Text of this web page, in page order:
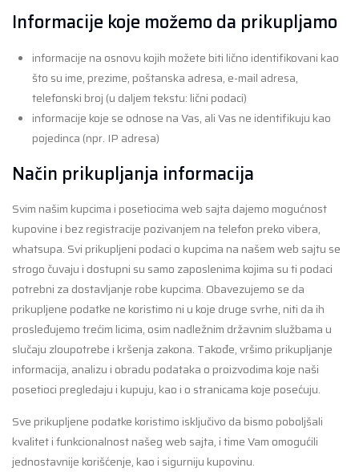
Informacije koje možemo da prikupljamo
informacije na osnovu kojih možete biti lično identifikovani kao
što su ime, prezime, poštanska adresa, e-mail adresa,
telefonski broj (u daljem tekstu: lični podaci)
informacije koje se odnose na Vas, ali Vas ne identifikuju kao
pojedinca (npr. IP adresa)
Način prikupljanja informacija
Svim našim kupcima i posetiocima web sajta dajemo mogućnost
kupovine i bez registracije pozivanjem na telefon preko vibera,
whatsupa. Svi prikupljeni podaci o kupcima na našem web sajtu se
strogo čuvaju i dostupni su samo zaposlenima kojima su ti podaci
potrebni za dostavljanje robe kupcima. Obavezujemo se da
prikupljene podatke ne koristimo ni u koje druge svrhe, niti da ih
prosleđujemo trećim licima, osim nadležnim državnim službama u
slučaju zloupotrebe i kršenja zakona. Takođe, vršimo prikupljanje
informacija, analizu i obradu podataka o proizvodima koje naši
posetioci pregledaju i kupuju, kao i o stranicama koje posećuju.
Sve prikupljene podatke koristimo isključivo da bismo poboljšali
kvalitet i funkcionalnost našeg web sajta, i time Vam omogućili
jednostavnije korišćenje, kao i sigurniju kupovinu.